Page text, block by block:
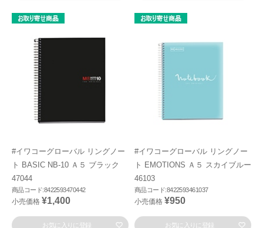
#イワコーグローバル リングノー
ト BASIC NB-10 Ａ５ ブラック
47044
商品コード:8422593470442
小売価格 ¥1,400
お気に入りに登録
#イワコーグローバル リングノー
ト EMOTIONS Ａ５ スカイブルー
46103
商品コード:8422593461037
小売価格 ¥950
お気に入りに登録